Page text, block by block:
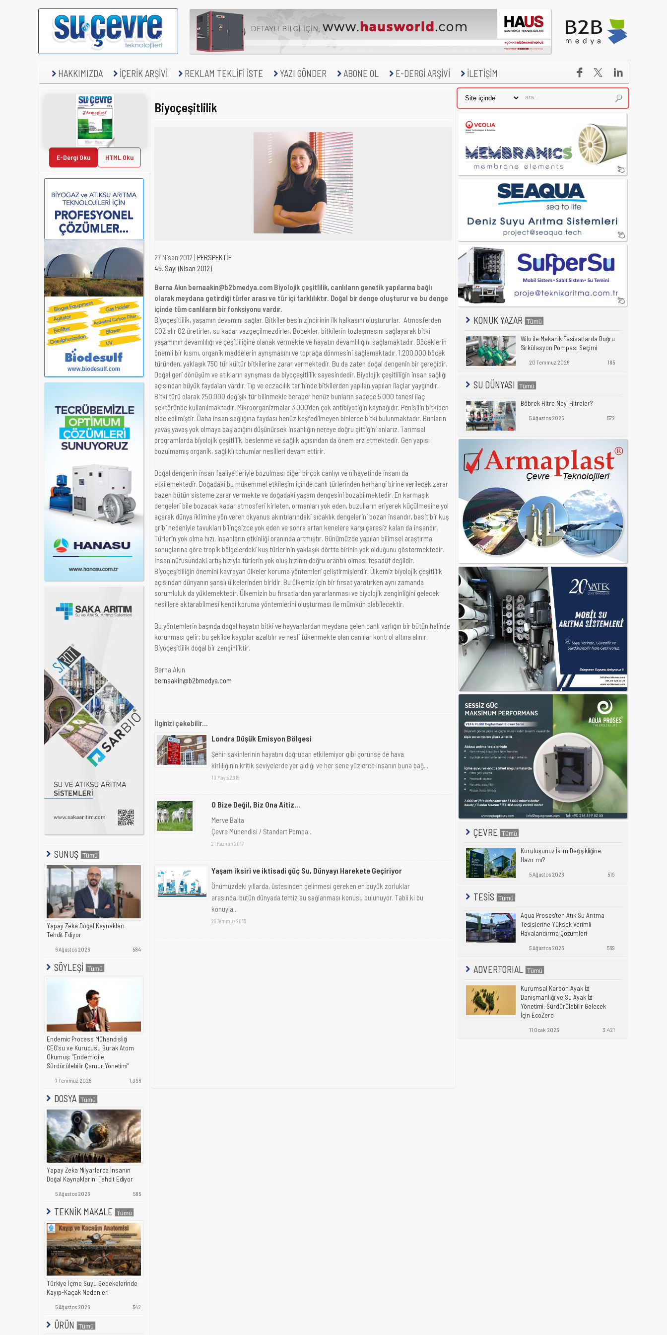
HAKKIMIZDA İÇERİK ARŞİVİ REKLAM TEKLİFİ İSTE YAZI GÖNDER ABONE OL E-DERGİ ARŞİVİ İLETİŞİM 

E-Dergi Oku HTML Oku
SUNUŞ
Yapay Zeka Doğal Kaynakları
Tehdit Ediyor
6 Ağustos 2026 584
SÖYLEŞİ
Endemic Process Mühendisliği
CEO'su ve Kurucusu Burak Atom
Okumuş: "Endemic ile
Sürdürülebilir Çamur Yönetimi"
7 Temmuz 2026 1.396
DOSYA
Yapay Zeka Milyarlarca İnsanın
Doğal Kaynaklarını Tehdit Ediyor
5 Ağustos 2026 585
TEKNİK MAKALE
Türkiye İçme Suyu Şebekelerinde
Kayıp-Kaçak Nedenleri
5 Ağustos 2026 542
ÜRÜN
Biyoçeşitlilik
27 Nisan 2012 | PERSPEKTİF
45. Sayı (Nisan 2012)
Berna Akın bernaakin@b2bmedya.com Biyolojik çeşitlilik, canlıların genetik yapılarına bağlı
olarak meydana getirdiği türler arası ve tür içi farklılıktır. Doğal bir denge oluşturur ve bu denge
içinde tüm canlıların bir fonksiyonu vardır.
Biyoçeşitlilik, yaşamın devamını sağlar. Bitkiler besin zincirinin ilk halkasını oluştururlar. Atmosferden
CO2 alır O2 üretirler, su kadar vazgeçilmezdirler. Böcekler, bitkilerin tozlaşmasını sağlayarak bitki
yaşamının devamlılığı ve çeşitliliğine olanak vermekte ve hayatın devamlılığını sağlamaktadır. Böceklerin
önemli bir kısmı, organik maddelerin ayrışmasını ve toprağa dönmesini sağlamaktadır. 1.200.000 böcek
türünden, yaklaşık 750 tür kültür bitkilerine zarar vermektedir. Bu da zaten doğal dengenin bir gereğidir.
Doğal geri dönüşüm ve atıkların ayrışması da biyoçeşitlilik sayesindedir. Biyolojik çeşitliliğin insan sağlığı
açısından büyük faydaları vardır. Tıp ve eczacılık tarihinde bitkilerden yapılan yapılan ilaçlar yaygındır.
Bitki türü olarak 250.000 değişik tür bilinmekle beraber henüz bunların sadece 5.000 tanesi ilaç
sektöründe kullanılmaktadır. Mikroorganizmalar 3.000’den çok antibiyotiğin kaynağıdır. Penisilin bitkiden
elde edilmiştir. Daha insan sağlığına faydası henüz keşfedilmeyen binlerce bitki bulunmaktadır. Bunların
yavaş yavaş yok olmaya başladığını düşünürsek insanlığın nereye doğru gittiğini anlarız. Tarımsal
programlarda biyolojik çeşitlilik, beslenme ve sağlık açısından da önem arz etmektedir. Gen yapısı
bozulmamış organik, sağlıklı tohumlar nesilleri devam ettirir.
Doğal dengenin insan faaliyetleriyle bozulması diğer birçok canlıyı ve nihayetinde insanı da
etkilemektedir. Doğadaki bu mükemmel etkileşim içinde canlı türlerinden herhangi birine verilecek zarar
bazen bütün sisteme zarar vermekte ve doğadaki yaşam dengesini bozabilmektedir. En karmaşık
dengeleri bile bozacak kadar atmosferi kirleten, ormanları yok eden, buzulların eriyerek küçülmesine yol
açarak dünya iklimine yön veren okyanus akıntılarındaki sıcaklık dengelerini bozan insandır, basit bir kuş
gribi nedeniyle tavukları bilinçsizce yok eden ve sonra artan kenelere karşı çaresiz kalan da insandır.
Türlerin yok olma hızı, insanların etkinliği oranında artmıştır. Günümüzde yapılan bilimsel araştırma
sonuçlarına göre tropik bölgelerdeki kuş türlerinin yaklaşık dörtte birinin yok olduğunu göstermektedir.
İnsan nüfusundaki artış hızıyla türlerin yok oluş hızının doğru orantılı olması tesadüf değildir.
Biyoçeşitliliğin önemini kavrayan ülkeler koruma yöntemleri geliştirmişlerdir. Ülkemiz biyolojik çeşitlilik
açısından dünyanın şanslı ülkelerinden biridir. Bu ülkemiz için bir fırsat yaratırken aynı zamanda
sorumluluk da yüklemektedir. Ülkemizin bu fırsatlardan yararlanması ve biyolojik zenginliğini gelecek
nesillere aktarabilmesi kendi koruma yöntemlerini oluşturması ile mümkün olabilecektir.
Bu yöntemlerin başında doğal hayatın bitki ve hayvanlardan meydana gelen canlı varlığın bir bütün halinde
korunması gelir; bu şekilde kayıplar azaltılır ve nesli tükenmekte olan canlılar kontrol altına alınır.
Biyoçeşitlilik doğal bir zenginliktir.
Berna Akın
bernaakin@b2bmedya.com
İlginizi çekebilir...
Londra Düşük Emisyon Bölgesi
Şehir sakinlerinin hayatını doğrudan etkilemiyor gibi görünse de hava
kirliliğinin kritik seviyelerde yer aldığı ve her sene yüzlerce insanın buna bağ...
10 Mayıs 2019
O Bize Değil, Biz Ona Aitiz...
Merve Balta
Çevre Mühendisi / Standart Pompa...
21 Haziran 2017
Yaşam iksiri ve iktisadi güç Su, Dünyayı Harekete Geçiriyor
Önümüzdeki yıllarda, üstesinden gelinmesi gereken en büyük zorluklar
arasında, bütün dünyada temiz su sağlanması konusu bulunuyor. Tabii ki bu
konuyla...
26 Temmuz 2013
KONUK YAZAR
Wilo ile Mekanik Tesisatlarda Doğru
Sirkülasyon Pompası Seçimi
20 Temmuz 2026 185
SU DÜNYASI
Böbrek Filtre Neyi Filtreler?
5 Ağustos 2026 572
ÇEVRE
Kuruluşunuz İklim Değişikliğine
Hazır mı?
5 Ağustos 2026 519
TESİS
Aqua Proses'ten Atık Su Arıtma
Tesislerine Yüksek Verimli
Havalandırma Çözümleri
5 Ağustos 2026 569
ADVERTORIAL
Kurumsal Karbon Ayak İzi
Danışmanlığı ve Su Ayak İzi
Yönetimi: Sürdürülebilir Gelecek
İçin EcoZero
11 Ocak 2025 3.421